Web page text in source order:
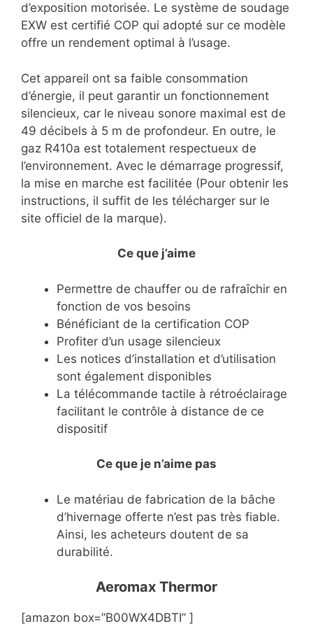
d’exposition motorisée. Le système de soudage
EXW est certifié COP qui adopté sur ce modèle
offre un rendement optimal à l’usage.
Cet appareil ont sa faible consommation
d’énergie, il peut garantir un fonctionnement
silencieux, car le niveau sonore maximal est de
49 décibels à 5 m de profondeur. En outre, le
gaz R410a est totalement respectueux de
l’environnement. Avec le démarrage progressif,
la mise en marche est facilitée (Pour obtenir les
instructions, il suffit de les télécharger sur le
site officiel de la marque).
Ce que j’aime
Permettre de chauffer ou de rafraîchir en
fonction de vos besoins
Bénéficiant de la certification COP
Profiter d’un usage silencieux
Les notices d’installation et d’utilisation
sont également disponibles
La télécommande tactile à rétroéclairage
facilitant le contrôle à distance de ce
dispositif
Ce que je n’aime pas
Le matériau de fabrication de la bâche
d’hivernage offerte n’est pas très fiable.
Ainsi, les acheteurs doutent de sa
durabilité.
Aeromax Thermor
[amazon box=”B00WX4DBTI” ]